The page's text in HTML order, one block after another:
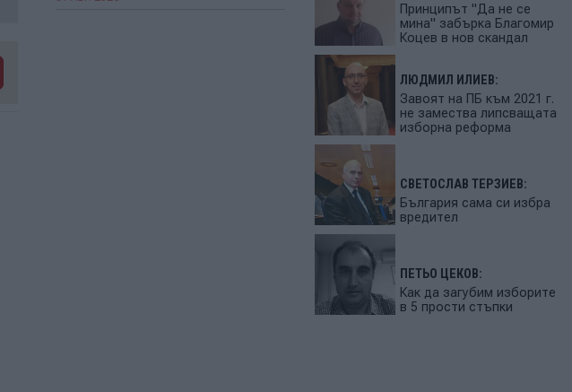
Принципът "Да не се
мина" забърка Благомир
Коцев в нов скандал
ЛЮДМИЛ ИЛИЕВ:
Завоят на ПБ към 2021 г.
не замества липсващата
изборна реформа
СВЕТОСЛАВ ТЕРЗИЕВ:
България сама си избра
вредител
ПЕТЬО ЦЕКОВ:
Как да загубим изборите
в 5 прости стъпки